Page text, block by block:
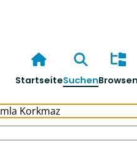
StartseiteSuchenBrowsen